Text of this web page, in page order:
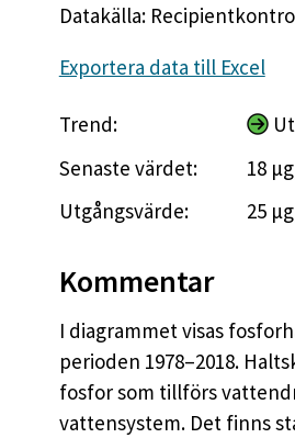
Datakälla:
Exportera data till Excel
Trend:
Senaste värdet:
18
Utgångsvärde:
25
Kommentar
I diagrammet visas
perioden 1978–2018.
fosfor som tillförs
vattensystem. Det finns